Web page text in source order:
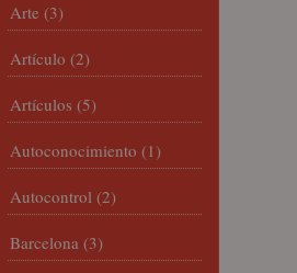
Arte (3)
Artículo (2)
Artículos (5)
Autoconocimiento (1)
Autocontrol (2)
Barcelona (3)